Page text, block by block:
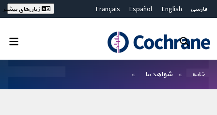
فارسی English
Español
Français
Bahasa Malaysia
ไทย
繁體中文
زبان‌های بیشتر
خانه شواهد ما